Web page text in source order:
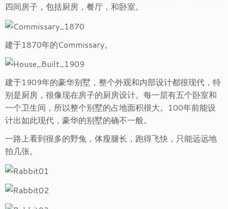
四间房子，包括厨房，餐厅，和卧室。
建于1870年的Commissary。
建于1909年的豪华别墅，整个外观和内部设计都很现代，特
别是厨房，很像现在房子的厨房设计。每一层有五个卧室和
一个卫生间，所以整个别墅的占地面积很大。100年前能设
计出如此现代，豪华的别墅的确不一般。
一路上看到很多的野兔，体瘦腿长，跑得飞快，只能远远地
拍几张。